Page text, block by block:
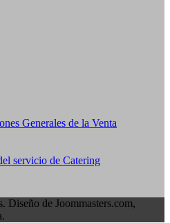
Generales de la Venta
servicio de Catering
Diseño de Joommasters.com,